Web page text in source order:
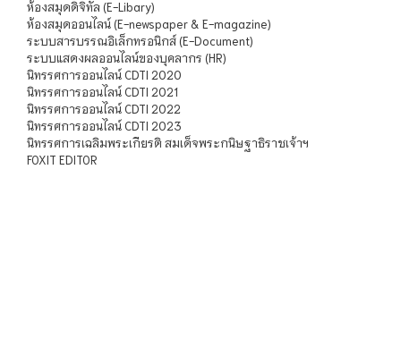
ห้องสมุดดิจิทัล (E-Libary)
ห้องสมุดออนไลน์ (E-newspaper & E-magazine)
ระบบสารบรรณอิเล็กทรอนิกส์ (E-Document)
ระบบแสดงผลออนไลน์ของบุคลากร (HR)
นิทรรศการออนไลน์ CDTI 2020
นิทรรศการออนไลน์ CDTI 2021
นิทรรศการออนไลน์ CDTI 2022
นิทรรศการออนไลน์ CDTI 2023
นิทรรศการเฉลิมพระเกียรติ สมเด็จพระกนิษฐาธิราชเจ้าฯ
FOXIT EDITOR